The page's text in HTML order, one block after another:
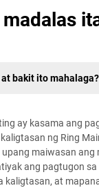
bakit ito mahalaga?
ay kasama ang
ng Ring
maiwasan ang
ang pagtugon sa
kaligtasan, at